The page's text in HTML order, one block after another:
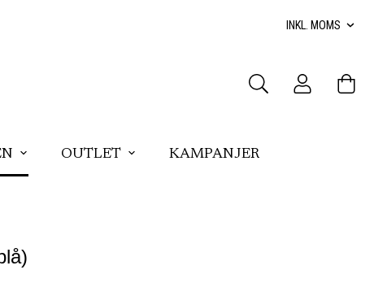
OUTLET KAMPANJER